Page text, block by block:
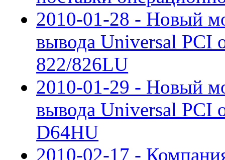
2010-01-28 - Новый
вывода Universal PCI
822/826LU
2010-01-29 - Новый
вывода Universal PCI
D64HU
2010-02-17 -